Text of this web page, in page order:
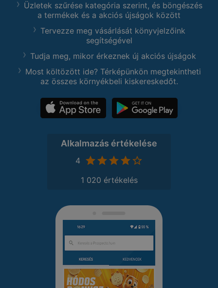
Üzletek szűrése kategória szerint, és böngészés
a termékek és a akciós újságok között
Tervezze meg vásárlását könyvjelzőink
segítségével
Tudja meg, mikor érkeznek új akciós újságok
Most költözött ide? Térképünkön megtekintheti
az összes környékbeli kiskereskedőt.
Alkalmazás értékelése
4
1 020 értékelés